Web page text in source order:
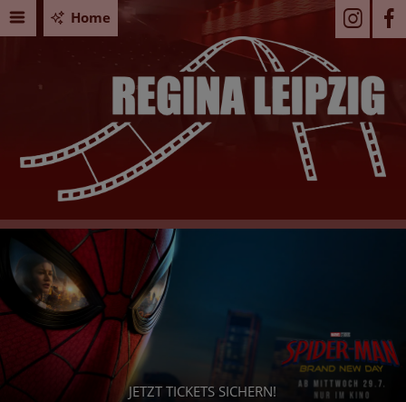
Home
PAW PATROL: DER DINO FILM
Seid Ihr bereit für ein dino-starkes Abenteuer? - Dann sichert
Euch jetzt Eure Tickets!